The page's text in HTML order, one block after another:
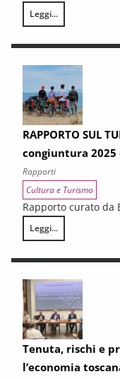
Leggi...
La domanda turistica
RAPPORTO SUL
congiuntura
Rapporti
Cultura e Turismo
Rapporto curato da
Leggi...
RAPPORTO SUL
Tenuta, rischi e
l’economia